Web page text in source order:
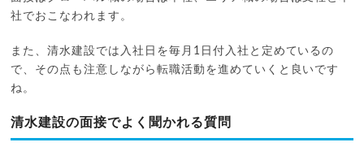
社でおこなわれます。
また、清水建設では入社日を毎月1日付入社と定めているの
で、その点も注意しながら転職活動を進めていくと良いです
ね。
清水建設の面接でよく聞かれる質問